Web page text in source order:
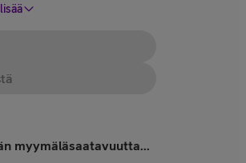
myymäläsaatavuutta...